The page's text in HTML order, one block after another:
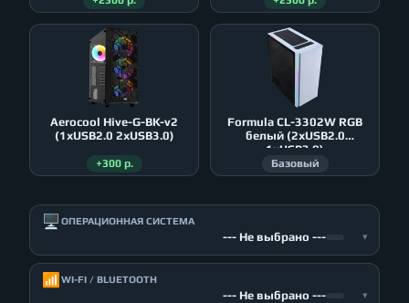
Aerocool Hive-G-BK-v2
(1xUSB2.0 2xUSB3.0)
+300 р.
Formula CL-3302W RGB
белый (2xUSB2.0
1xUSB3.0)
Базовый
🖥️ ОПЕРАЦИОННАЯ СИСТЕМА
--- Не выбрано --- ▾
📶 WI-FI / BLUETOOTH
--- Не выбрано --- ▾